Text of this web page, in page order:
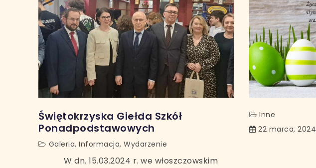
Świętokrzyska Giełda Szkół
Ponadpodstawowych
Galeria, Informacja, Wydarzenie
W dn. 15.03.2024 r. we włoszczowskim
Inne
22 marca, 2024